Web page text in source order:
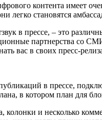
контента имеет
легко становятся
в прессе, – это
партнерства со
вас в своих пресс-
в прессе,
в котором план для
и несколько